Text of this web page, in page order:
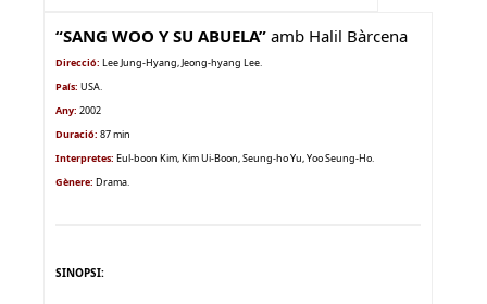
“SANG WOO Y SU ABUELA” amb Halil Bàrcena
Direcció: Lee Jung-Hyang, Jeong-hyang Lee.
País: USA.
Any: 2002
Duració: 87 min
Interpretes: Eul-boon Kim, Kim Ui-Boon, Seung-ho Yu, Yoo Seung-Ho.
Gènere: Drama.
SINOPSI: